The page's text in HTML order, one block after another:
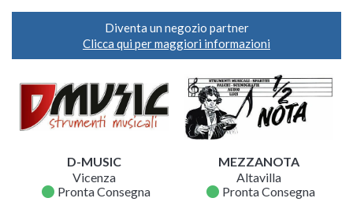
Diventa un negozio partner
Clicca qui per maggiori informazioni
D-MUSIC
Vicenza
fiber_manual_record Pronta Consegna
MEZZANOTA
Altavilla
fiber_manual_record Pronta Consegna